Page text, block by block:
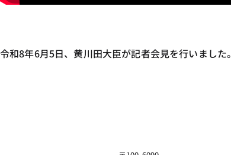
令和8年6月5日、黄川田大臣が記者会見を行いました